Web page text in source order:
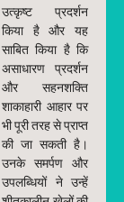
उत्कृष्ट प्रदर्शन
किया है और यह
साबित किया है कि
असाधारण प्रदर्शन
और सहनशक्ति
शाकाहारी आहार पर
भी पूरी तरह से प्राप्त
की जा सकती है।
उनके समर्पण और
उपलब्धियों ने उन्हें